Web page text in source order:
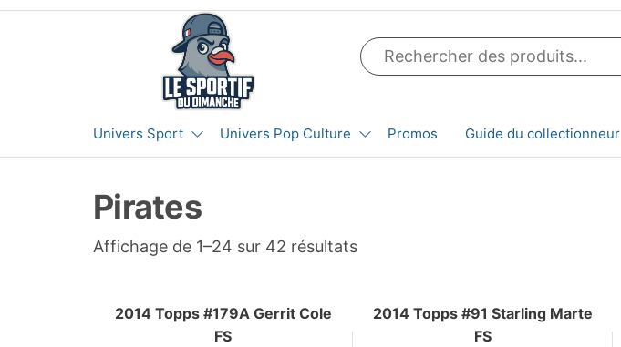
Aller
LE SPORTIF
DU
et
produits
autour
du
sport et
Univers Sport Univers Pop Culture Promos Guide du collectionneur
Pirates
Affichage de 1–24 sur 42 résultatsTrié
récent
2014 Topps #179A Gerrit Cole
FS
2014 Topps #91 Starling Marte
FS